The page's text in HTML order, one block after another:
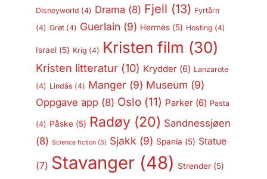
Disneyworld (4) Drama (8) Fjell (13) Fyrtårn
(4) Grøt(4) Guerlain (9) Hermès(5) Hosting (4)
Israel(5) Krig (4) Kristen film (30)
Kristen litteratur(10) Krydder(6) Lanzarote
(4) Lindås (4) Manger(9) Museum (9)
Oppgave app(8) Oslo(11) Parker(6) Pasta
(4) Påske(5) Radøy(20) Sandnessjøen
(8) Science fiction(3) Sjakk (9) Spania (5) Statue
(7) Stavanger(48) Strender(5)